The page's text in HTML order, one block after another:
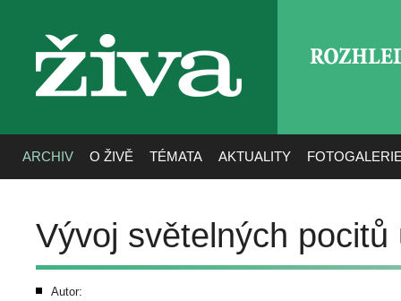
živa
ARCHIV O ŽIVĚ TÉMATA AKTUALITY
Vývoj světelných
Autor: